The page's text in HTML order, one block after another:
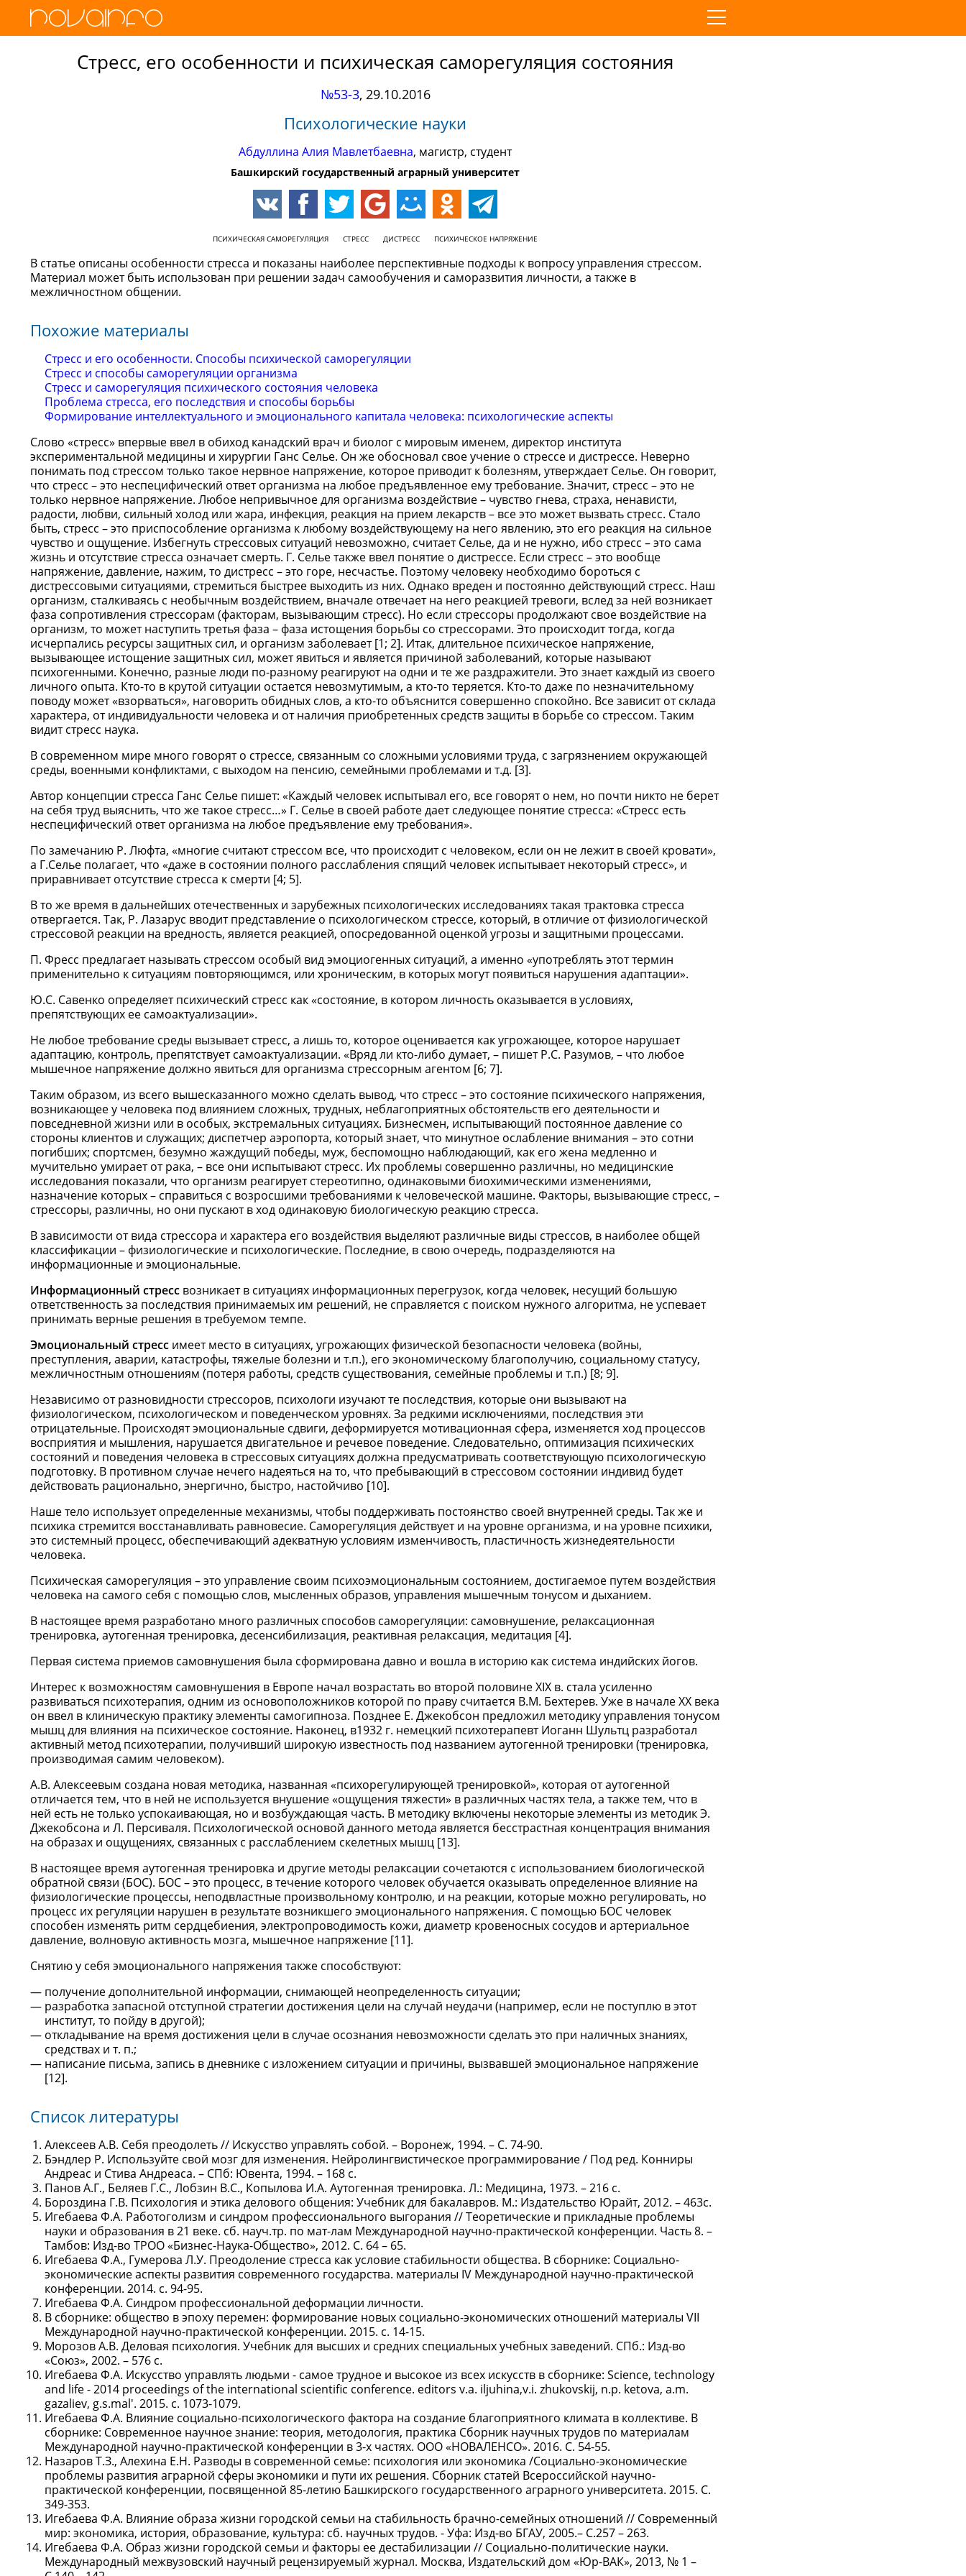
Стресс, его особенности и психическая саморегуляция состояния
№53-3, 29.10.2016
Психологические науки
Абдуллина Алия Мавлетбаевна, магистр, студент
Башкирский государственный аграрный университет
ПСИХИЧЕСКАЯ САМОРЕГУЛЯЦИЯ СТРЕСС ДИСТРЕСС ПСИХИЧЕСКОЕ НАПРЯЖЕНИЕ
В статье описаны особенности стресса и показаны наиболее перспективные подходы к вопросу управления стрессом.
Материал может быть использован при решении задач самообучения и саморазвития личности, а также в
межличностном общении.
Похожие материалы
Стресс и его особенности. Способы психической саморегуляции
Стресс и способы саморегуляции организма
Стресс и саморегуляция психического состояния человека
Проблема стресса, его последствия и способы борьбы
Формирование интеллектуального и эмоционального капитала человека: психологические аспекты
Слово «стресс» впервые ввел в обиход канадский врач и биолог с мировым именем, директор института
экспериментальной медицины и хирургии Ганс Селье. Он же обосновал свое учение о стрессе и дистрессе. Неверно
понимать под стрессом только такое нервное напряжение, которое приводит к болезням, утверждает Селье. Он говорит,
что стресс – это неспецифический ответ организма на любое предъявленное ему требование. Значит, стресс – это не
только нервное напряжение. Любое непривычное для организма воздействие – чувство гнева, страха, ненависти,
радости, любви, сильный холод или жара, инфекция, реакция на прием лекарств – все это может вызвать стресс. Стало
быть, стресс – это приспособление организма к любому воздействующему на него явлению, это его реакция на сильное
чувство и ощущение. Избегнуть стрессовых ситуаций невозможно, считает Селье, да и не нужно, ибо стресс – это сама
жизнь и отсутствие стресса означает смерть. Г. Селье также ввел понятие о дистрессе. Если стресс – это вообще
напряжение, давление, нажим, то дистресс – это горе, несчастье. Поэтому человеку необходимо бороться с
дистрессовыми ситуациями, стремиться быстрее выходить из них. Однако вреден и постоянно действующий стресс. Наш
организм, сталкиваясь с необычным воздействием, вначале отвечает на него реакцией тревоги, вслед за ней возникает
фаза сопротивления стрессорам (факторам, вызывающим стресс). Но если стрессоры продолжают свое воздействие на
организм, то может наступить третья фаза – фаза истощения борьбы со стрессорами. Это происходит тогда, когда
исчерпались ресурсы защитных сил, и организм заболевает [1; 2]. Итак, длительное психическое напряжение,
вызывающее истощение защитных сил, может явиться и является причиной заболеваний, которые называют
психогенными. Конечно, разные люди по-разному реагируют на одни и те же раздражители. Это знает каждый из своего
личного опыта. Кто-то в крутой ситуации остается невозмутимым, а кто-то теряется. Кто-то даже по незначительному
поводу может «взорваться», наговорить обидных слов, а кто-то объяснится совершенно спокойно. Все зависит от склада
характера, от индивидуальности человека и от наличия приобретенных средств защиты в борьбе со стрессом. Таким
видит стресс наука.
В современном мире много говорят о стрессе, связанным со сложными условиями труда, с загрязнением окружающей
среды, военными конфликтами, с выходом на пенсию, семейными проблемами и т.д. [3].
Автор концепции стресса Ганс Селье пишет: «Каждый человек испытывал его, все говорят о нем, но почти никто не берет
на себя труд выяснить, что же такое стресс…» Г. Селье в своей работе дает следующее понятие стресса: «Стресс есть
неспецифический ответ организма на любое предъявление ему требования».
По замечанию Р. Люфта, «многие считают стрессом все, что происходит с человеком, если он не лежит в своей кровати»,
а Г.Селье полагает, что «даже в состоянии полного расслабления спящий человек испытывает некоторый стресс», и
приравнивает отсутствие стресса к смерти [4; 5].
В то же время в дальнейших отечественных и зарубежных психологических исследованиях такая трактовка стресса
отвергается. Так, Р. Лазарус вводит представление о психологическом стрессе, который, в отличие от физиологической
стрессовой реакции на вредность, является реакцией, опосредованной оценкой угрозы и защитными процессами.
П. Фресс предлагает называть стрессом особый вид эмоциогенных ситуаций, а именно «употреблять этот термин
применительно к ситуациям повторяющимся, или хроническим, в которых могут появиться нарушения адаптации».
Ю.С. Савенко определяет психический стресс как «состояние, в котором личность оказывается в условиях,
препятствующих ее самоактуализации».
Не любое требование среды вызывает стресс, а лишь то, которое оценивается как угрожающее, которое нарушает
адаптацию, контроль, препятствует самоактуализации. «Вряд ли кто-либо думает, – пишет Р.С. Разумов, – что любое
мышечное напряжение должно явиться для организма стрессорным агентом [6; 7].
Таким образом, из всего вышесказанного можно сделать вывод, что стресс – это состояние психического напряжения,
возникающее у человека под влиянием сложных, трудных, неблагоприятных обстоятельств его деятельности и
повседневной жизни или в особых, экстремальных ситуациях. Бизнесмен, испытывающий постоянное давление со
стороны клиентов и служащих; диспетчер аэропорта, который знает, что минутное ослабление внимания – это сотни
погибших; спортсмен, безумно жаждущий победы, муж, беспомощно наблюдающий, как его жена медленно и
мучительно умирает от рака, – все они испытывают стресс. Их проблемы совершенно различны, но медицинские
исследования показали, что организм реагирует стереотипно, одинаковыми биохимическими изменениями,
назначение которых – справиться с возросшими требованиями к человеческой машине. Факторы, вызывающие стресс, –
стрессоры, различны, но они пускают в ход одинаковую биологическую реакцию стресса.
В зависимости от вида стрессора и характера его воздействия выделяют различные виды стрессов, в наиболее общей
классификации – физиологические и психологические. Последние, в свою очередь, подразделяются на
информационные и эмоциональные.
Информационный стресс возникает в ситуациях информационных перегрузок, когда человек, несущий большую
ответственность за последствия принимаемых им решений, не справляется с поиском нужного алгоритма, не успевает
принимать верные решения в требуемом темпе.
Эмоциональный стресс имеет место в ситуациях, угрожающих физической безопасности человека (войны,
преступления, аварии, катастрофы, тяжелые болезни и т.п.), его экономическому благополучию, социальному статусу,
межличностным отношениям (потеря работы, средств существования, семейные проблемы и т.п.) [8; 9].
Независимо от разновидности стрессоров, психологи изучают те последствия, которые они вызывают на
физиологическом, психологическом и поведенческом уровнях. За редкими исключениями, последствия эти
отрицательные. Происходят эмоциональные сдвиги, деформируется мотивационная сфера, изменяется ход процессов
восприятия и мышления, нарушается двигательное и речевое поведение. Следовательно, оптимизация психических
состояний и поведения человека в стрессовых ситуациях должна предусматривать соответствующую психологическую
подготовку. В противном случае нечего надеяться на то, что пребывающий в стрессовом состоянии индивид будет
действовать рационально, энергично, быстро, настойчиво [10].
Наше тело использует определенные механизмы, чтобы поддерживать постоянство своей внутренней среды. Так же и
психика стремится восстанавливать равновесие. Саморегуляция действует и на уровне организма, и на уровне психики,
это системный процесс, обеспечивающий адекватную условиям изменчивость, пластичность жизнедеятельности
человека.
Психическая саморегуляция – это управление своим психоэмоциональным состоянием, достигаемое путем воздействия
человека на самого себя с помощью слов, мысленных образов, управления мышечным тонусом и дыханием.
В настоящее время разработано много различных способов саморегуляции: самовнушение, релаксационная
тренировка, аутогенная тренировка, десенсибилизация, реактивная релаксация, медитация [4].
Первая система приемов самовнушения была сформирована давно и вошла в историю как система индийских йогов.
Интерес к возможностям самовнушения в Европе начал возрастать во второй половине XIX в. стала усиленно
развиваться психотерапия, одним из основоположников которой по праву считается В.М. Бехтерев. Уже в начале XX века
он ввел в клиническую практику элементы самогипноза. Позднее Е. Джекобсон предложил методику управления тонусом
мышц для влияния на психическое состояние. Наконец, в1932 г. немецкий психотерапевт Иоганн Шультц разработал
активный метод психотерапии, получивший широкую известность под названием аутогенной тренировки (тренировка,
производимая самим человеком).
А.В. Алексеевым создана новая методика, названная «психорегулирующей тренировкой», которая от аутогенной
отличается тем, что в ней не используется внушение «ощущения тяжести» в различных частях тела, а также тем, что в
ней есть не только успокаивающая, но и возбуждающая часть. В методику включены некоторые элементы из методик Э.
Джекобсона и Л. Персиваля. Психологической основой данного метода является бесстрастная концентрация внимания
на образах и ощущениях, связанных с расслаблением скелетных мышц [13].
В настоящее время аутогенная тренировка и другие методы релаксации сочетаются с использованием биологической
обратной связи (БОС). БОС – это процесс, в течение которого человек обучается оказывать определенное влияние на
физиологические процессы, неподвластные произвольному контролю, и на реакции, которые можно регулировать, но
процесс их регуляции нарушен в результате возникшего эмоционального напряжения. С помощью БОС человек
способен изменять ритм сердцебиения, электропроводимость кожи, диаметр кровеносных сосудов и артериальное
давление, волновую активность мозга, мышечное напряжение [11].
Снятию у себя эмоционального напряжения также способствуют:
получение дополнительной информации, снимающей неопределенность ситуации;
разработка запасной отступной стратегии достижения цели на случай неудачи (например, если не поступлю в этот
институт, то пойду в другой);
откладывание на время достижения цели в случае осознания невозможности сделать это при наличных знаниях,
средствах и т. п.;
написание письма, запись в дневнике с изложением ситуации и причины, вызвавшей эмоциональное напряжение
[12].
Список литературы
Алексеев А.В. Себя преодолеть // Искусство управлять собой. – Воронеж, 1994. – С. 74-90.
Бэндлер Р. Используйте свой мозг для изменения. Нейролингвистическое программирование / Под ред. Конниры
Андреас и Стива Андреаса. – СПб: Ювента, 1994. – 168 с.
Панов А.Г., Беляев Г.С., Лобзин В.С., Копылова И.А. Аутогенная тренировка. Л.: Медицина, 1973. – 216 с.
Бороздина Г.В. Психология и этика делового общения: Учебник для бакалавров. М.: Издательство Юрайт, 2012. – 463с.
Игебаева Ф.А. Работоголизм и синдром профессионального выгорания // Теоретические и прикладные проблемы
науки и образования в 21 веке. сб. науч.тр. по мат-лам Международной научно-практической конференции. Часть 8. –
Тамбов: Изд-во ТРОО «Бизнес-Наука-Общество», 2012. С. 64 – 65.
Игебаева Ф.А., Гумерова Л.У. Преодоление стресса как условие стабильности общества. В сборнике: Социально-
экономические аспекты развития современного государства. материалы IV Международной научно-практической
конференции. 2014. с. 94-95.
Игебаева Ф.А. Синдром профессиональной деформации личности.
В сборнике: общество в эпоху перемен: формирование новых социально-экономических отношений материалы VII
Международной научно-практической конференции. 2015. с. 14-15.
Морозов А.В. Деловая психология. Учебник для высших и средних специальных учебных заведений. СПб.: Изд-во
«Союз», 2002. – 576 с.
Игебаева Ф.А. Искусство управлять людьми - самое трудное и высокое из всех искусств в сборнике: Science, technology
and life - 2014 proceedings of the international scientific conference. editors v.a. iljuhina,v.i. zhukovskij, n.p. ketova, a.m.
gazaliev, g.s.mal'. 2015. с. 1073-1079.
Игебаева Ф.А. Влияние социально-психологического фактора на создание благоприятного климата в коллективе. В
сборнике: Современное научное знание: теория, методология, практика Сборник научных трудов по материалам
Международной научно-практической конференции в 3-х частях. ООО «НОВАЛЕНСО». 2016. С. 54-55.
Назаров Т.З., Алехина Е.Н. Разводы в современной семье: психология или экономика /Социально-экономические
проблемы развития аграрной сферы экономики и пути их решения. Сборник статей Всероссийской научно-
практической конференции, посвященной 85-летию Башкирского государственного аграрного университета. 2015. С.
349-353.
Игебаева Ф.А. Влияние образа жизни городской семьи на стабильность брачно-семейных отношений // Современный
мир: экономика, история, образование, культура: сб. научных трудов. - Уфа: Изд-во БГАУ, 2005.– С.257 – 263.
Игебаева Ф.А. Образ жизни городской семьи и факторы ее дестабилизации // Социально-политические науки.
Международный межвузовский научный рецензируемый журнал. Москва, Издательский дом «Юр-ВАК», 2013, № 1 –